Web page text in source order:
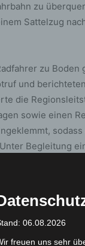
zu
Sattelzug
zu
und
die
sowie einen
Begleitung
Der Lkw-
der
Langenforther
06.08.2026
freuen uns sehr